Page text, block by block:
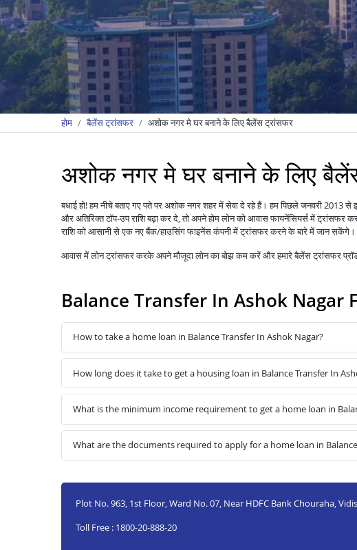
होम बैलेंस ट्रांसफर अशोक नगर मे घर बनाने के लिए बैलेंस ट्रांसफर
अशोक नगर मे घर बनाने के लिए
बधाई हो! हम नीचे बताए गए पते पर अशोक नगर शहर में सेवा दे रहे हैं। हम पिछले जनवरी 2013 से
और अतिरिक्त टॉप-उप राशि बढ़ा कर दे, तो अपने होम लोन को आवास फायनेंसियर्स में ट्रांसफर
राशि को आसानी से एक नए बैंक/हाउसिंग फाइनेंस कंपनी में ट्रांसफर करने के बारे में जान सकेंगे।
आवास मेंलोनट्रांसफर करके अपने मौजूदा लोन का बोझ कम करें और हमारे बैलेंस ट्रांसफर
Balance Transfer In Ashok Nagar
How to take a home loan in Balance Transfer In Ashok Nagar?
How long does it take to get a housing loan in Balance Transfer In
What is the minimum income requirement to get a home loan in
What are the documents required to apply for a home loan in
Plot No. 963, 1st Floor, Ward No. 07, Near HDFC Bank Chouraha,
Toll Free : 1800-20-888-20